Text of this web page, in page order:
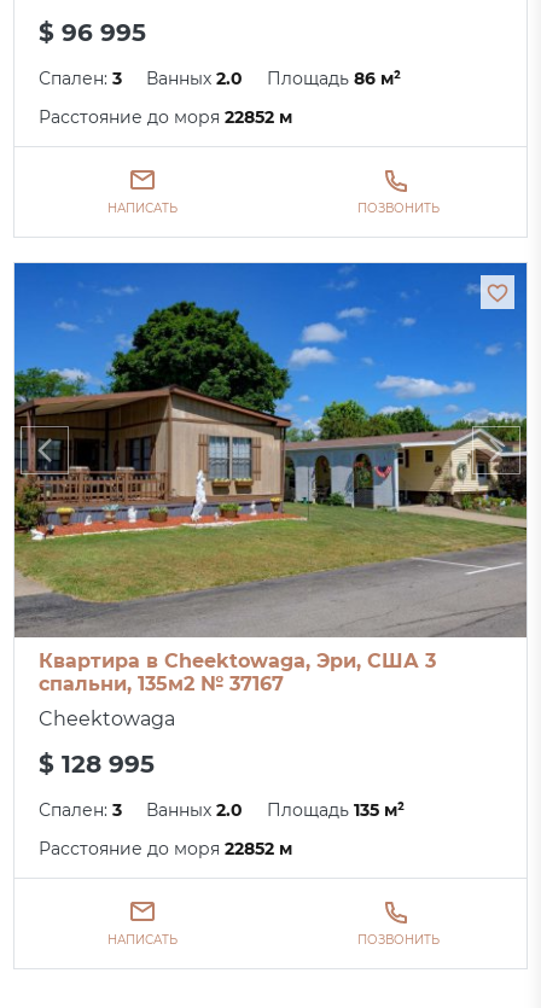
$ 96 995
Спален:3 Ванных2.0 Площадь86 м²
Расстояние до моря22852 м
НАПИСАТЬ ПОЗВОНИТЬ
Квартира в Cheektowaga, Эри, США 3
спальни, 135м2 № 37167
Cheektowaga
$ 128 995
Спален:3 Ванных2.0 Площадь135 м²
Расстояние до моря22852 м
НАПИСАТЬ ПОЗВОНИТЬ